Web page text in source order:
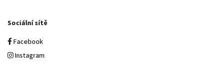
Sociální sítě
Facebook
Instagram